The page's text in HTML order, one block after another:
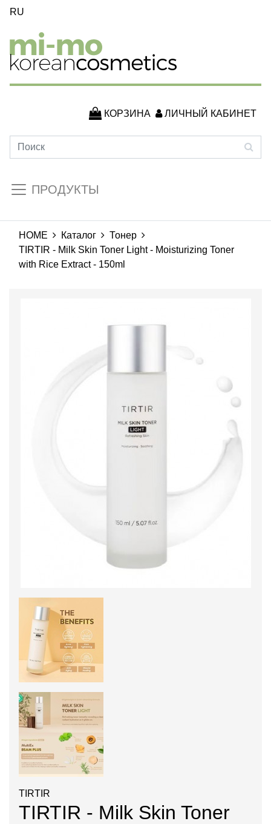
RU
ЛИЧНЫЙ КАБИНЕТ
КОРЗИНА
ПРОДУКТЫ
HOME Каталог
Тонер
TIRTIR - Milk Skin Toner Light - Moisturizing Toner
with Rice Extract - 150ml
TIRTIR
TIRTIR - Milk Skin Toner